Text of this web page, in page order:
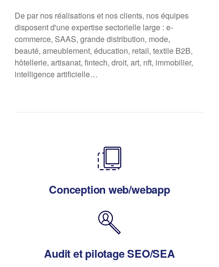
De par nos réalisations et nos clients, nos équipes
disposent d'une expertise sectorielle large : e-
commerce, SAAS, grande distribution, mode,
beauté, ameublement, éducation, retail, textile B2B,
hôtellerie, artisanat, fintech, droit, art, nft, immobilier,
intelligence artificielle…
Conception web/webapp
Audit et pilotage SEO/SEA